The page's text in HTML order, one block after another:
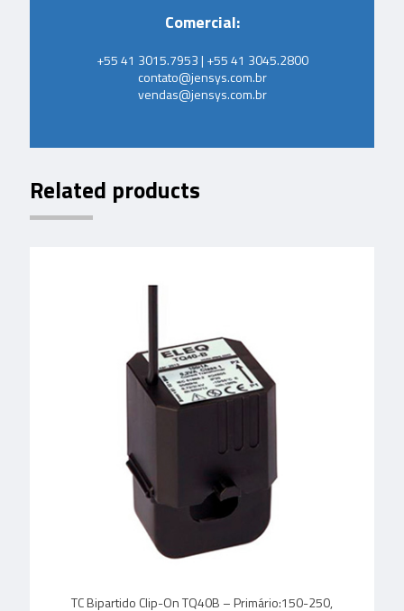
Comercial:
+55 41 3015.7953 | +55 41 3045.2800
contato@jensys.com.br
vendas@jensys.com.br
Related products
TC Bipartido Clip-On TQ40B – Primário:150-250,